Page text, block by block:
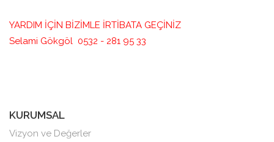
YARDIM İÇİN BİZİMLE İRTİBATA GEÇİNİZ
Selami Gökgöl 0532 - 281 95 33
KURUMSAL
Vizyon ve Değerler